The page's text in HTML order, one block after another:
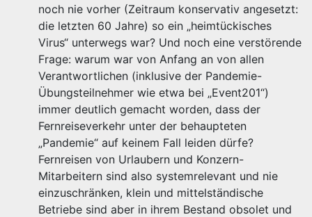
noch nie vorher (Zeitraum konservativ angesetzt:
die letzten 60 Jahre) so ein „heimtückisches
Virus“ unterwegs war? Und noch eine verstörende
Frage: warum war von Anfang an von allen
Verantwortlichen (inklusive der Pandemie-
Übungsteilnehmer wie etwa bei „Event201“)
immer deutlich gemacht worden, dass der
Fernreiseverkehr unter der behaupteten
„Pandemie“ auf keinem Fall leiden dürfe?
Fernreisen von Urlaubern und Konzern-
Mitarbeitern sind also systemrelevant und nie
einzuschränken, klein und mittelständische
Betriebe sind aber in ihrem Bestand obsolet und